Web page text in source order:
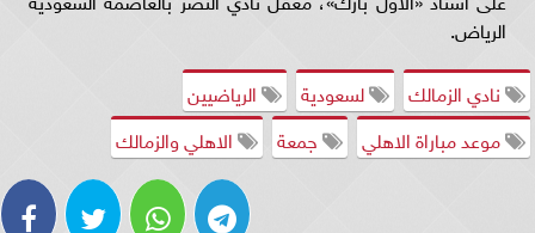
الرياض.
نادي الزمالك
لسعودية
الرياضيين
موعد مباراة الاهلي
جمعة الاهلي والزمالك